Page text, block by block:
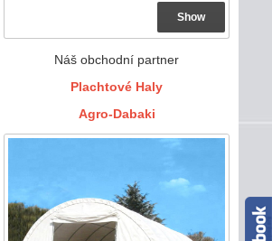
Show
Náš obchodní partner
Plachtové Haly
Agro-Dabaki